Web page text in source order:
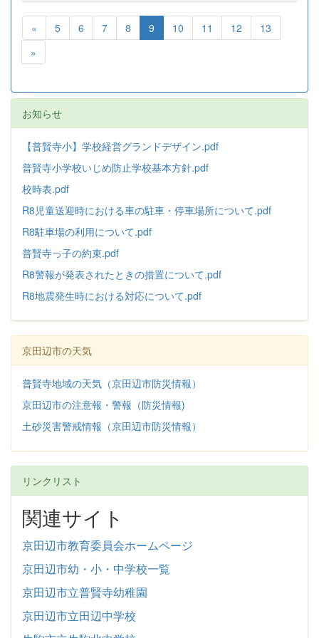
« 5 6 7 8 9 10 11 12
13
»
お知らせ
【普賢寺小】学校経営グランドデザイン.pdf
普賢寺小学校いじめ防止学校基本方針.pdf
校時表.pdf
R8児童送迎時における車の駐車・停車場所について.pdf
R8駐車場の利用について.pdf
普賢寺っ子の約束.pdf
R8警報が発表されたときの措置について.pdf
R8地震発生時における対応について.pdf
京田辺市の天気
普賢寺地域の天気（京田辺市防災情報）
京田辺市の注意報・警報（防災情報)
土砂災害警戒情報（京田辺市防災情報）
リンクリスト
関連サイト
京田辺市教育委員会ホームページ
京田辺市幼・小・中学校一覧
京田辺市立普賢寺幼稚園
京田辺市立田辺中学校